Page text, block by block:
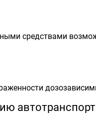
средствами